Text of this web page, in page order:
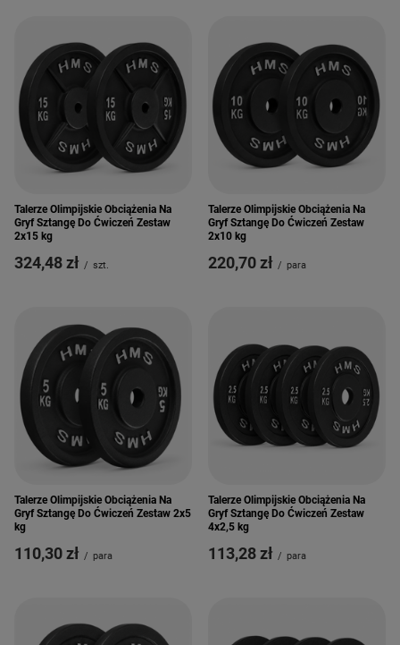
Talerze Olimpijskie Obciążenia Na
Gryf Sztangę Do Ćwiczeń Zestaw
2x15 kg
324,48 zł / szt.
Talerze Olimpijskie Obciążenia Na
Gryf Sztangę Do Ćwiczeń Zestaw
2x10 kg
220,70 zł / para
Talerze Olimpijskie Obciążenia Na
Gryf Sztangę Do Ćwiczeń Zestaw 2x5
kg
110,30 zł / para
Talerze Olimpijskie Obciążenia Na
Gryf Sztangę Do Ćwiczeń Zestaw
4x2,5 kg
113,28 zł / para